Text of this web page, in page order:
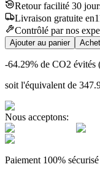
Retour facilité 30
Livraison gratuite en
Contrôlé par nos
Ajouter au panier
-64.29% de CO2 évités
soit l'équivalent de
Nous acceptons:
Paiement 100% sécurisé